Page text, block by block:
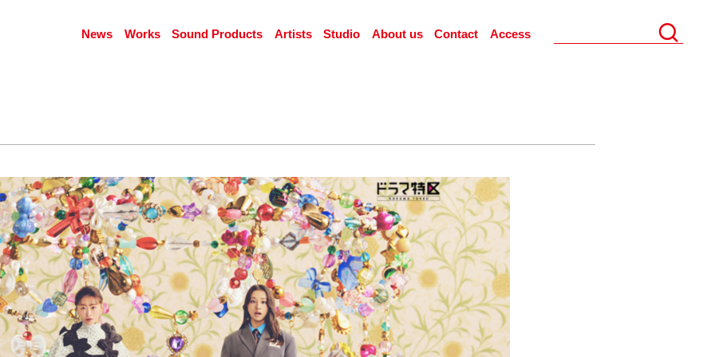
News Works Sound Products Artists Studio About us Contact Access